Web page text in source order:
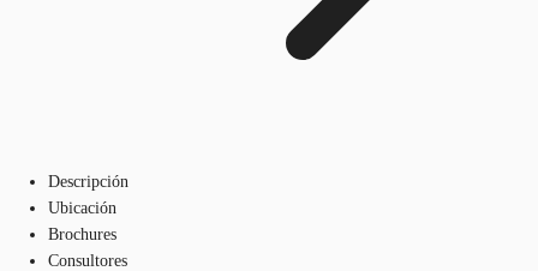
Descripción
Ubicación
Brochures
Consultores